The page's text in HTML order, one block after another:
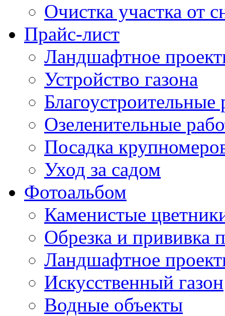
Очистка участка от
Прайс-лист
Ландшафтное
Устройство газона
Благоустроительные
Озеленительные
Посадка
Уход за садом
Фотоальбом
Каменистые
Обрезка и прививка
Ландшафтное
Искусственный газон
Водные объекты